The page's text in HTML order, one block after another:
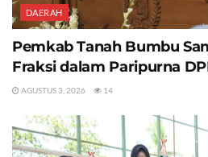
DAERAH
Pemkab Tanah Bumbu
Fraksi dalam Paripurna
AGUSTUS 3, 2026 14